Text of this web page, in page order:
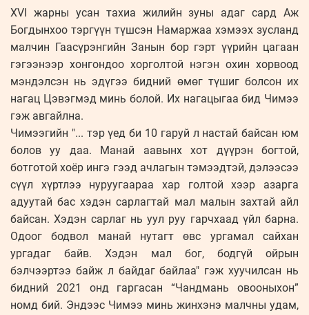
XVI жарны усан тахиа жилийн зуны адаг сард Аж
Богдынхоо тэргүүн түшсэн Намаржаа хэмээх зусланд
малчин Гаасүрэнгийн Занын бор гэрт үүрийн цагаан
гэгээнээр хонгондоо хорголтой нэгэн охин хорвоод
мэндэлсэн нь эдүгээ бидний өмөг түшиг болсон их
нагац Цэвэгмэд минь болой. Их нагацыгаа бид Чимээ
гэж авгайлна.
Чимээгийн "... тэр үед би 10 гаруй л настай байсан юм
болов уу даа. Манай аавынх хот дүүрэн богтой,
ботготой хоёр ингэ гээд ачлагын тэмээдтэй, дэлээсээ
сүүл хүртлээ нуруугаараа хар голтой хээр азарга
адуутай бас хэдэн сарлагтай мал малын захтай айл
байсан. Хэдэн сарлаг нь уул руу гарчхаад үйл барна.
Одоог бодвол манай нутагт өвс ургамал сайхан
ургадаг байв. Хэдэн мал бог, бодгүй ойрын
бэлчээртээ байж л байдаг байлаа" гэж хуучилсан нь
бидний 2021 онд гаргасан “Чандмань овооныхон”
номд бий. Эндээс Чимээ минь жинхэнэ малчны удам,